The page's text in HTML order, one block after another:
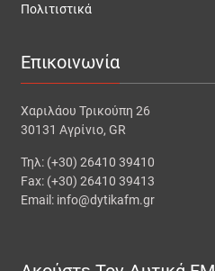
Πολιτιστικά
Επικοινωνία
Χαριλάου Τρικούπη 26
30131 Αγρίνιο, GR
Τηλ: (+30) 26410 39410
Fax: (+30) 26410 39413
Email: info@dytikafm.gr